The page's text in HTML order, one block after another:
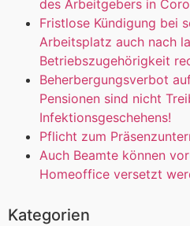
des Arbeitgebers in
Fristlose Kündigung bei
Arbeitsplatz auch nach
Betriebszugehörigkeit
Beherbergungsverbot
Pensionen sind nicht
Infektionsgeschehens!
Pflicht zum
Auch Beamte können
Homeoffice versetzt
Kategorien